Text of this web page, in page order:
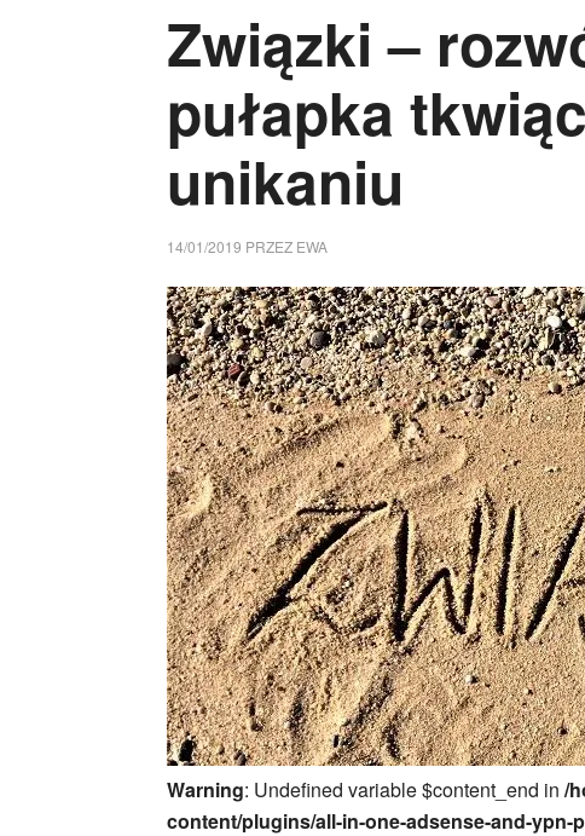
Związki –
pułapka
unikaniu
14/01/2019 PRZEZ EWA
Warning: Undefined variable $content_end in /
content/plugins/all-in-one-adsense-and-